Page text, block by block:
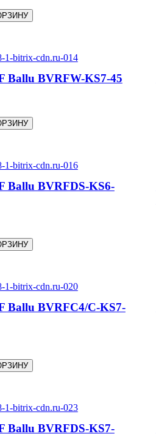
Ballu BVRFW-KS7-45
Ballu BVRFDS-KS6-
Ballu BVRFC4/C-KS7-
Ballu BVRFDS-KS7-